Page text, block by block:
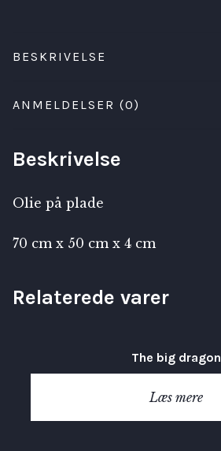
BESKRIVELSE
ANMELDELSER (0)
Beskrivelse
Olie på plade
70 cm x 50 cm x 4 cm
Relaterede varer
The big dragon
Læs mere